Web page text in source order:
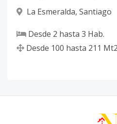
La Esmeralda, Santiago
Desde 2 hasta 3 Hab.
Desde 100 hasta 211 Mt2